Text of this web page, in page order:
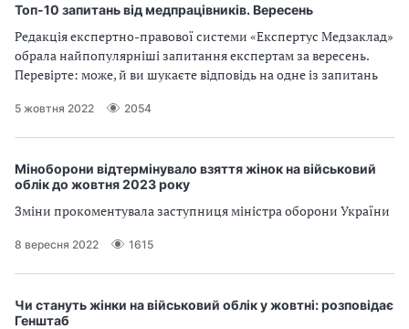
Топ-10 запитань від медпрацівників. Вересень
Редакція експертно-правової системи «Експертус Медзаклад»
обрала найпопулярніші запитання експертам за вересень.
Перевірте: може, й ви шукаєте відповідь на одне із запитань
5 жовтня 2022 2054
Міноборони відтермінувало взяття жінок на військовий
облік до жовтня 2023 року
Зміни прокоментувала заступниця міністра оборони України
8 вересня 2022 1615
Чи стануть жінки на військовий облік у жовтні: розповідає
Генштаб